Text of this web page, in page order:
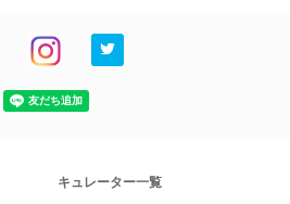
キュレーター一覧